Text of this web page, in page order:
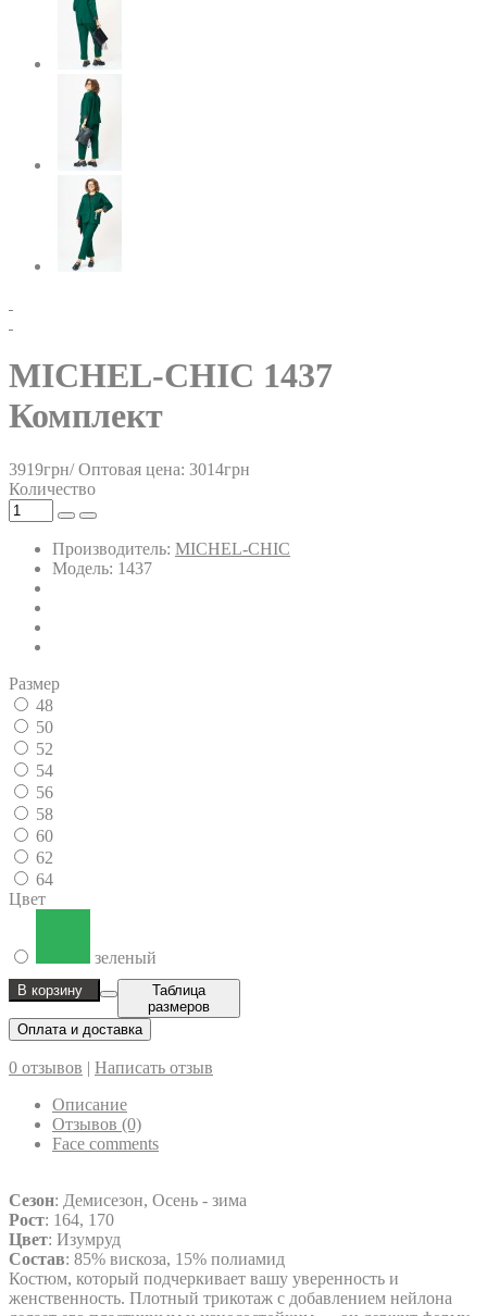
MICHEL-CHIC 1437
Комплект
3919грн/ Оптовая цена: 3014грн
Количество
Производитель: MICHEL-CHIC
Модель: 1437
Размер
48
50
52
54
56
58
60
62
64
Цвет
зеленый
В корзину
Таблица
размеров
Оплата и доставка
0 отзывов | Написать отзыв
Описание
Отзывов (0)
Face comments
Сезон: Демисезон, Осень - зима
Рост: 164, 170
Цвет: Изумруд
Состав: 85% вискоза, 15% полиамид
Костюм, который подчеркивает вашу уверенность и
женственность. Плотный трикотаж с добавлением нейлона